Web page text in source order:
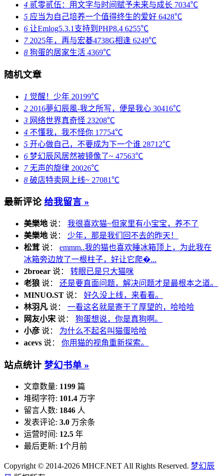
4 贰零贰伍：用文字与时间赋予未来与成长 7034℃
5 应当为自己培养一个值得终生的爱好 6428℃
6 让Emlog5.3.1支持到PHP8.4 6255℃
72025年，再与宏碁4738G相逢 6249℃
8 狗蛋的居家生活 4369℃
随机文章
1 觉醒！少年 20199℃
2 2016夢幻辰風-我之所写，便是我心 30416℃
3 网络世界真奇怪 23208℃
4 不懂我，我不怪你 17754℃
5 开心做自己，不要成为下一个谁 28712℃
6 梦幻辰风居然被镜像了~ 47563℃
7无声的旋律 20026℃
8 破店特卖网上线~ 27081℃
最新评论 给我留言 »
美樂地 说： 我很喜欢猫~但家里有小宝宝，养不了
美樂地 说： 少年，那是我们回不去的昨天！
松茸 说： emmm..我的猫也喜欢睡冰箱顶上，为此我在
冰箱旁边放了一根柱子，好让它爬�...
2broear 说： 转眼已是只大猫咪
老狼 说： 还是要直面问题，解决问题才是最根本之道。
MINUO.ST 说： 好久没上线，来看看。
林羽凡 说： 一看这名就是寄于了厚望的，哈哈哈
网友小宋 说： 狗蛋想说，你是真狗啊。
小彦 说： 为什么不起名叫猫蛋哈哈
acevs 说： 你用猫的视角重新探索。
站点统计 梦幻书单 »
文章数量: 1199 篇
堆砌字符: 101.4 万字
留言人数: 1846 人
发表评论: 3.0 万余条
运营时间: 12.5 年
最后更新: 1个月前
Copyright © 2014-2026 MHCF.NET All Rights Reserved. 梦幻辰